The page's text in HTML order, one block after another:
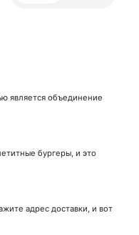
является объединение
бургеры, и это
адрес доставки, и вот